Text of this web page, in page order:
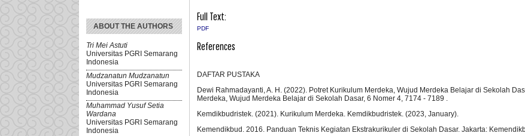
ABOUT THE AUTHORS
Tri Mei Astuti
Universitas PGRI Semarang
Indonesia
Mudzanatun Mudzanatun
Universitas PGRI Semarang
Indonesia
Muhammad Yusuf Setia
Wardana
Universitas PGRI Semarang
Indonesia
Full Text:
PDF
References
DAFTAR PUSTAKA
Dewi Rahmadayanti, A. H. (2022). Potret Kurikulum Merdeka, Wujud Merdeka Belajar di Sekolah
Merdeka, Wujud Merdeka Belajar di Sekolah Dasar, 6 Nomer 4, 7174 - 7189 .
Kemdikbudristek. (2021). Kurikulum Merdeka. Kemdikbudristek. (2023, January).
Kemendikbud. 2016. Panduan Teknis Kegiatan Ekstrakurikuler di Sekolah Dasar. Jakarta: